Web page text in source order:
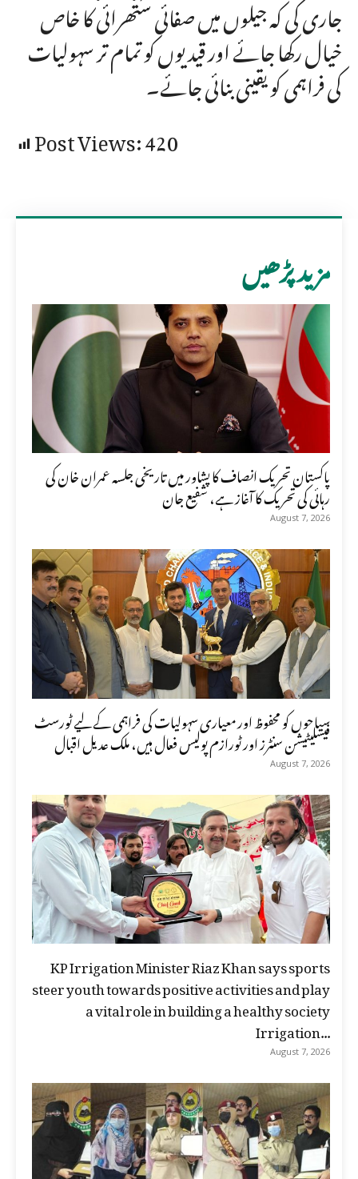
جاری کی کہ جیلوں میں صفائی ستھرائی کا خاص
خیال رکھا جائے اور قیدیوں کو تمام تر سہولیات
کی فراہمی کو یقینی بنائی جائے۔
Post Views:420
مزید پڑھیں
پاکستان تحریک انصاف کا پشاور میں تاریخی جلسہ عمران خان کی
رہائی کی تحریک کا آغاز ہے، شفیع جان
August 7, 2026
سیاحوں کو محفوظ اور معیاری سہولیات کی فراہمی کے لیے ٹورسٹ
فیسلیٹیشن سنٹرز اور ٹورازم پولیس فعال ہیں، ملک عدیل اقبال
August 7, 2026
KP Irrigation Minister Riaz Khan says sports
steer youth towards positive activities and play
a vital role in building a healthy society
Irrigation...
August 7, 2026